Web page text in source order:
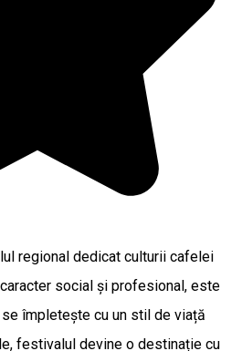
regional dedicat culturii cafelei
social și profesional, este
împletește cu un stil de viață
festivalul devine o destinație cu